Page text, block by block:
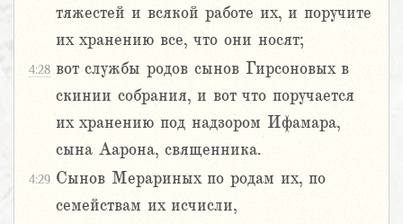
тяжестей и всякой работе их, и поручите
их хранению все, что они носят;
4:28 вот службы родов сынов Гирсоновых в
скинии собрания, и вот что поручается
их хранению под надзором Ифамара,
сына Аарона, священника.
4:29 Сынов Мерариных по родам их, по
семействам их исчисли,